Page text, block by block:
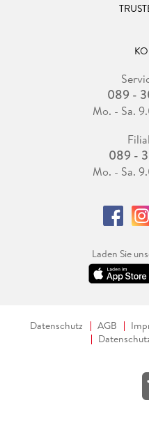
089 -
Mo. - Sa.
089 -
Mo. - Sa.
Laden Sie
Datenschutz AGB